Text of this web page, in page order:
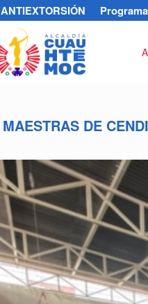
ANTIEXTORSIÓN
MAESTRAS DE